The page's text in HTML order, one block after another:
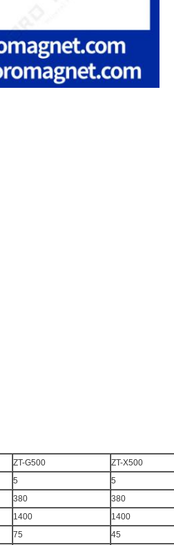
ZT-G500
ZT-X500
5
5
380
380
1400
1400
75
45